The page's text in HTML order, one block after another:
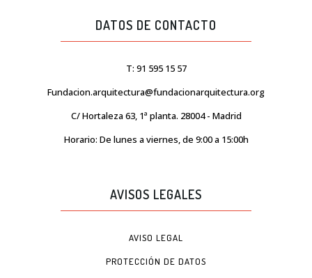
DATOS DE CONTACTO
T: 91 595 15 57
Fundacion.arquitectura@fundacionarquitectura.org
C/ Hortaleza 63, 1ª planta. 28004 - Madrid
Horario: De lunes a viernes, de 9:00 a 15:00h
AVISOS LEGALES
AVISO LEGAL
PROTECCIÓN DE DATOS